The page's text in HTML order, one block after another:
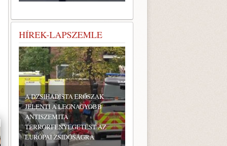
HÍREK-LAPSZEMLE
A DZSIHADISTA ERŐSZAK
JELENTI A LEGNAGYOBB
ANTISZEMITA
TERRORFENYEGETÉST AZ
EURÓPAI ZSIDÓSÁGRA